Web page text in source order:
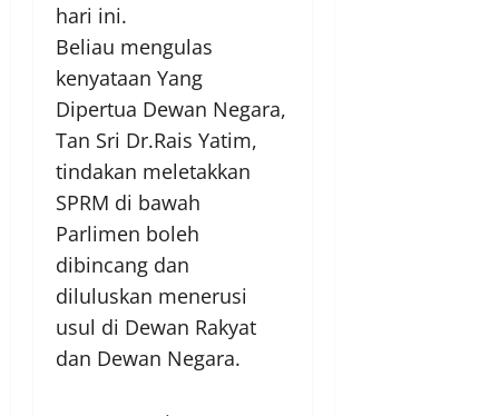
hari ini.
Beliau mengulas
kenyataan Yang
Dipertua Dewan Negara,
Tan Sri Dr.Rais Yatim,
tindakan meletakkan
SPRM di bawah
Parlimen boleh
dibincang dan
diluluskan menerusi
usul di Dewan Rakyat
dan Dewan Negara.